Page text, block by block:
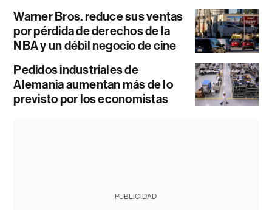
Warner Bros. reduce sus ventas
por pérdida de derechos de la
NBA y un débil negocio de cine
Pedidos industriales de
Alemania aumentan más de lo
previsto por los economistas
PUBLICIDAD